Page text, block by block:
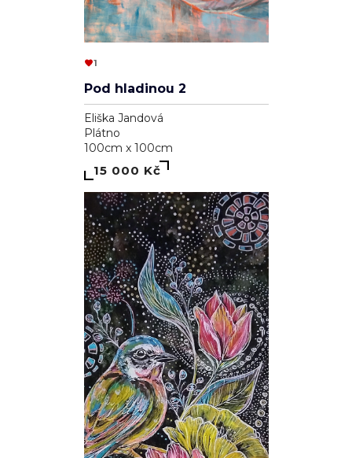
1
Pod hladinou 2
Eliška Jandová
Plátno
100cm x 100cm
15 000 Kč